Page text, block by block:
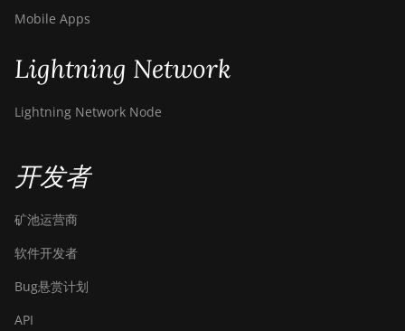
Mobile Apps
Lightning Network
Lightning Network Node
开发者
矿池运营商
软件开发者
Bug悬赏计划
API